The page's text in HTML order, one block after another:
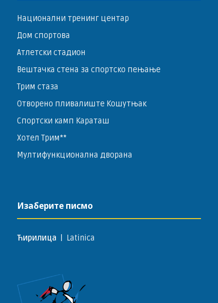
Национални тренинг центар
Дом спортова
Атлетски стадион
Вештачка стена за спортско пењање
Трим стаза
Отворено пливалиште Кошутњак
Спортски камп Караташ
Хотел Трим**
Мултифункционална дворана
Изаберите писмо
Ћирилица Latinica